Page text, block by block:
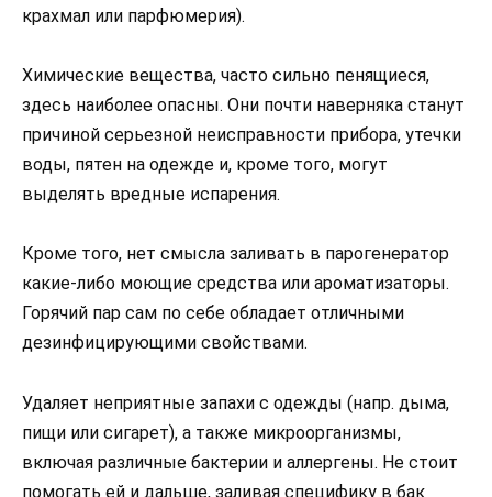
крахмал или парфюмерия).
Химические вещества, часто сильно пенящиеся,
здесь наиболее опасны. Они почти наверняка станут
причиной серьезной неисправности прибора, утечки
воды, пятен на одежде и, кроме того, могут
выделять вредные испарения.
Кроме того, нет смысла заливать в парогенератор
какие-либо моющие средства или ароматизаторы.
Горячий пар сам по себе обладает отличными
дезинфицирующими свойствами.
Удаляет неприятные запахи с одежды (напр. дыма,
пищи или сигарет), а также микроорганизмы,
включая различные бактерии и аллергены. Не стоит
помогать ей и дальше, заливая специфику в бак